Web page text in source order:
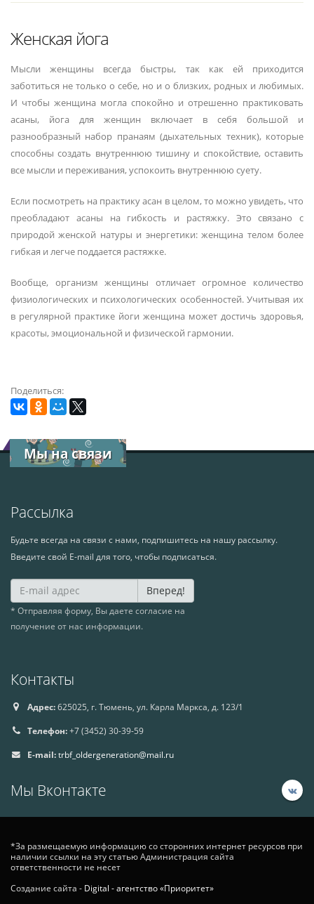
Женская йога
Мысли женщины всегда быстры, так как ей приходится
заботиться не только о себе, но и о близких, родных и любимых.
И чтобы женщина могла спокойно и отрешенно практиковать
асаны, йога для женщин включает в себя большой и
разнообразный набор пранаям (дыхательных техник), которые
способны создать внутреннюю тишину и спокойствие, оставить
все мысли и переживания, успокоить внутреннюю суету.
Если посмотреть на практику асан в целом, то можно увидеть, что
преобладают асаны на гибкость и растяжку. Это связано с
природой женской натуры и энергетики: женщина телом более
гибкая и легче поддается растяжке.
Вообще, организм женщины отличает огромное количество
физиологических и психологических особенностей. Учитывая их
в регулярной практике йоги женщина может достичь здоровья,
красоты, эмоциональной и физической гармонии.
Поделиться:
Мы на связи
Рассылка
Будьте всегда на связи с нами, подпишитесь на нашу рассылку.
Введите свой E-mail для того, чтобы подписаться.
Вперед!
* Отправляя форму, Вы даете согласие на
получение от нас информации.
Контакты
Адрес:625025, г. Тюмень, ул. Карла Маркса, д. 123/1
Телефон:+7 (3452) 30-39-59
E-mail:trbf_oldergeneration@mail.ru
Мы Вконтакте
*За размещаемую информацию со сторонних интернет ресурсов при
наличии ссылки на эту статью Администрация сайта
ответственности не несет
Создание сайта - Digital - агентство «Приоритет»